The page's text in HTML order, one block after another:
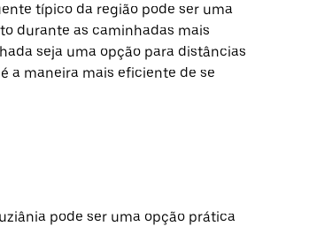
típico da região pode ser uma
durante as caminhadas mais
seja uma opção para distâncias
a maneira mais eficiente de se
pode ser uma opção prática